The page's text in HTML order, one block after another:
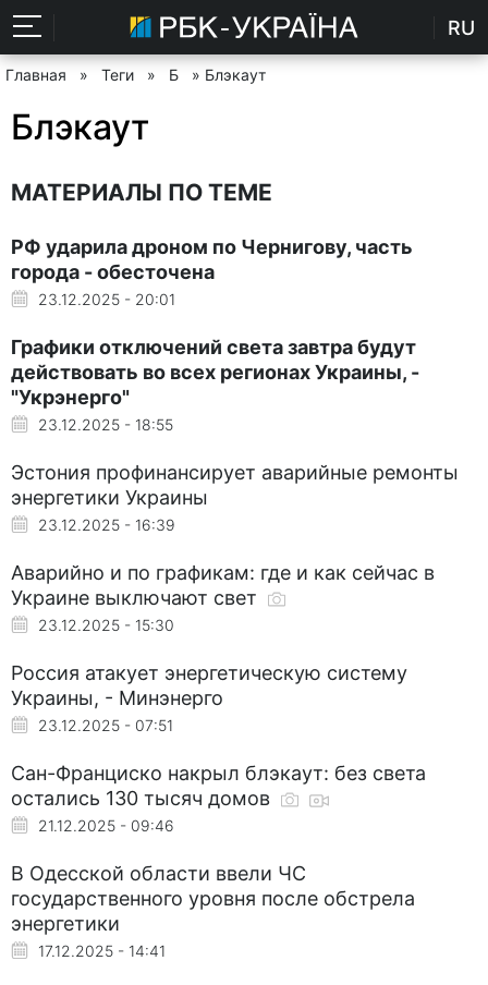
RU
Главная » Теги » Б » Блэкаут
Блэкаут
МАТЕРИАЛЫ ПО ТЕМЕ
РФ ударила дроном по Чернигову, часть
города - обесточена
23.12.2025 - 20:01
Графики отключений света завтра будут
действовать во всех регионах Украины, -
"Укрэнерго"
23.12.2025 - 18:55
Эстония профинансирует аварийные ремонты
энергетики Украины
23.12.2025 - 16:39
Аварийно и по графикам: где и как сейчас в
Украине выключают свет
23.12.2025 - 15:30
Россия атакует энергетическую систему
Украины, - Минэнерго
23.12.2025 - 07:51
Сан-Франциско накрыл блэкаут: без света
остались 130 тысяч домов
21.12.2025 - 09:46
В Одесской области ввели ЧС
государственного уровня после обстрела
энергетики
17.12.2025 - 14:41